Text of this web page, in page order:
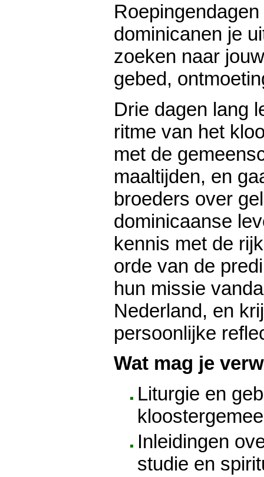
dominicanen je
zoeken naar
gebed,
Drie dagen lang
ritme van het
met de
maaltijden, en
broeders over
dominicaanse
kennis met de
orde van de
hun missie
Nederland, en
persoonlijke
Wat mag je
Liturgie en
Inleidingen
studie en